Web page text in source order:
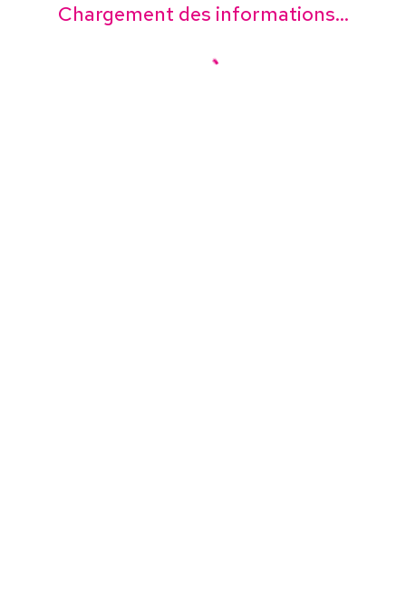
Chargement des informations...